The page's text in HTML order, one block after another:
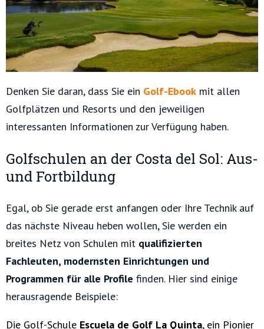
Denken Sie daran, dass Sie ein Golf-Ebook mit allen
Golfplätzen und Resorts und den jeweiligen
interessanten Informationen zur Verfügung haben.
Golfschulen an der Costa del Sol: Aus-
und Fortbildung
Egal, ob Sie gerade erst anfangen oder Ihre Technik auf
das nächste Niveau heben wollen, Sie werden ein
breites Netz von Schulen mit qualifizierten
Fachleuten, modernsten Einrichtungen und
Programmen für alle Profile finden. Hier sind einige
herausragende Beispiele:
Die Golf-Schule Escuela de Golf La Quinta, ein Pionier